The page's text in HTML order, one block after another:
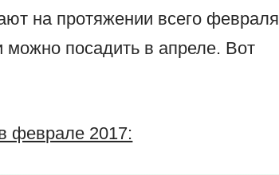
на протяжении всего февраля
посадить в апреле. Вот
феврале 2017: